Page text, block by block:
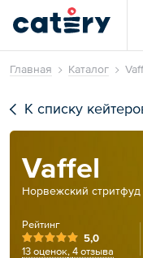
Главная Каталог
К списку
Vaffel
Норвежский стритфуд
Рейтинг
5,0
13 оценок, 4 отзыва